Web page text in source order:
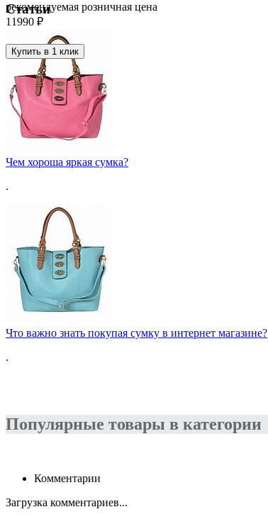
рекомендуемая розничная цена
11990 ₽
Купить в 1 клик
Статьи
Чем хороша яркая сумка?
.
Что важно знать покупая сумку в интернет магазине?
.
Популярные товары в категории
Комментарии
Загрузка комментариев...